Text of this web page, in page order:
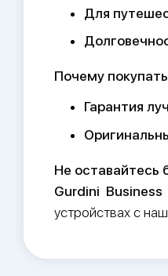
Для
Почему
Гарантия
Не оставайтесь
Gurdini Business
устройствах с